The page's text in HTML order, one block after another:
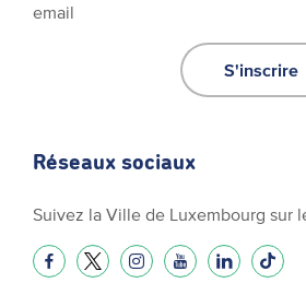
email
S'inscrire
Réseaux sociaux
Suivez la Ville de Luxembourg sur